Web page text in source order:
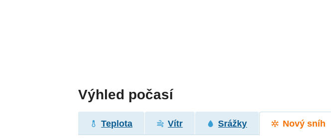
Výhled počasí
Teplota Vítr Srážky Nový sníh